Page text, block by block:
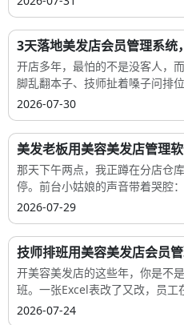
3天落地美发店会员管理系统
开店多年，最怕的不是没客人，
脚乱翻本子、技师扯着嗓子问排
2026-07-30
美发老板用美容美发店管理
那天下午两点，我正蹲在分店仓
停。前台小姑娘的声音带着哭腔
2026-07-29
技师排班用美容美发店会员
开美容美发店的这些年，你是
班。一张Excel表改了又改，员工
2026-07-24